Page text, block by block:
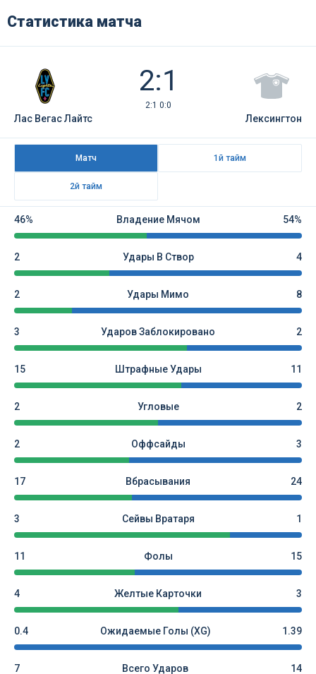
Статистика матча
2:1
2:1 0:0
Лас Вегас Лайтс Лексингтон
Матч 1й тайм
2й тайм
46% Владение Мячом 54%
2 Удары В Створ 4
2 Удары Мимо 8
3 Ударов Заблокировано 2
15 Штрафные Удары 11
2 Угловые 2
2 Оффсайды 3
17 Вбрасывания 24
3 Сейвы Вратаря 1
11 Фолы 15
4 Желтые Карточки 3
0.4 Ожидаемые Голы (xG) 1.39
7 Всего Ударов 14